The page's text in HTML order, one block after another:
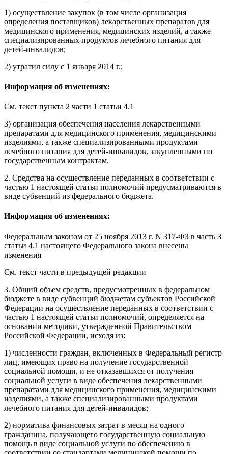
1) осуществление закупок (в том числе организация
определения поставщиков) лекарственных препаратов для
медицинского применения, медицинских изделий, а также
специализированных продуктов лечебного питания для
детей-инвалидов;
2) утратил силу с 1 января 2014 г.;
Информация об изменениях:
См. текст пункта 2 части 1 статьи 4.1
3) организация обеспечения населения лекарственными
препаратами для медицинского применения, медицинскими
изделиями, а также специализированными продуктами
лечебного питания для детей-инвалидов, закупленными по
государственным контрактам.
2. Средства на осуществление переданных в соответствии с
частью 1 настоящей статьи полномочий предусматриваются в
виде субвенций из федерального бюджета.
Информация об изменениях:
Федеральным законом от 25 ноября 2013 г. N 317-ФЗ в часть 3
статьи 4.1 настоящего Федерального закона внесены
изменения
См. текст части в предыдущей редакции
3. Общий объем средств, предусмотренных в федеральном
бюджете в виде субвенций бюджетам субъектов Российской
Федерации на осуществление переданных в соответствии с
частью 1 настоящей статьи полномочий, определяется на
основании методики, утвержденной Правительством
Российской Федерации, исходя из:
1) численности граждан, включенных в Федеральный регистр
лиц, имеющих право на получение государственной
социальной помощи, и не отказавшихся от получения
социальной услуги в виде обеспечения лекарственными
препаратами для медицинского применения, медицинскими
изделиями, а также специализированными продуктами
лечебного питания для детей-инвалидов;
2) норматива финансовых затрат в месяц на одного
гражданина, получающего государственную социальную
помощь в виде социальной услуги по обеспечению в